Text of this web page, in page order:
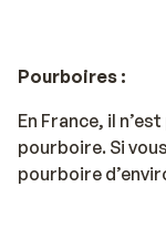
Pourboires :
En France, il
pourboire. Si
pourboire